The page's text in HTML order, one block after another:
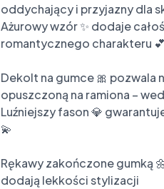
oddychający i przyjazny dla
Ażurowy wzór ✨ dodaje
romantycznego charakteru 💕
Dekolt na gumce 🎀 pozwala
opuszczoną na ramiona –
Luźniejszy fason 💎
💫
Rękawy zakończone gumką
dodają lekkości stylizacji